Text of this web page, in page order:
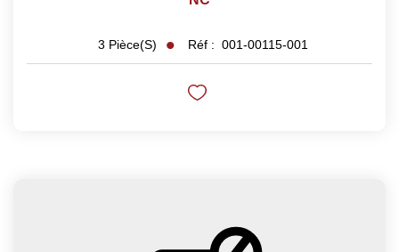
3 Pièce(s) Réf : 001-00115-001